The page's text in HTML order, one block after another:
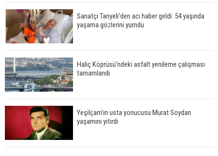
Sanatçı Tanyeli'den acı haber geldi: 54 yaşında
yaşama gözlerini yumdu
Haliç Köprüsü'ndeki asfalt yenileme çalışması
tamamlandı
Yeşilçam'ın usta yonucusu Murat Soydan
yaşamını yitirdi